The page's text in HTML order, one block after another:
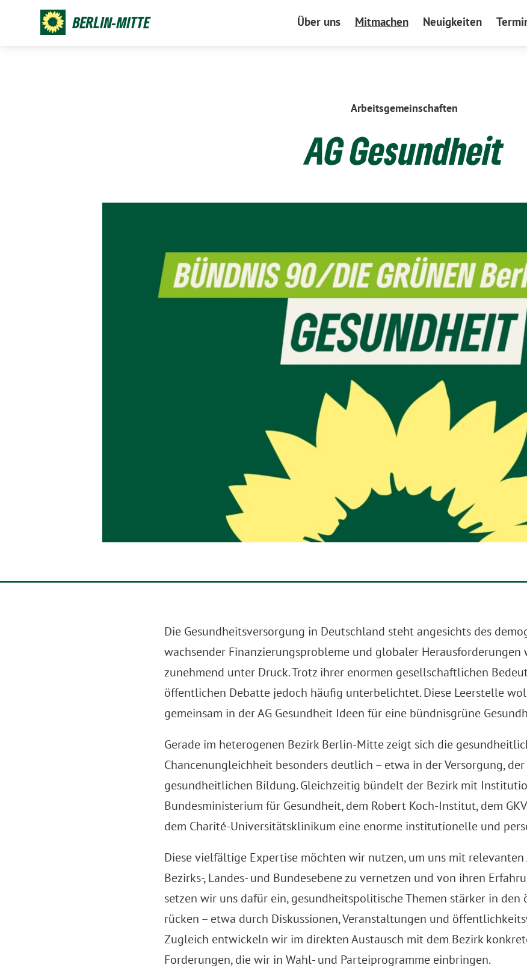
BERLIN-MITTE Über uns Mitmachen Neuigkeiten
Arbeitsgemeinschaften
:
AG Gesundheit
Die Gesundheitsversorgung in Deutschland steht angesichts des
wachsender Finanzierungsprobleme und globaler Herausforderungen
zunehmend unter Druck. Trotz ihrer enormen gesellschaftlichen
öffentlichen Debatte jedoch häufig unterbelichtet. Diese Leerstelle
gemeinsam in der AG Gesundheit Ideen für eine bündnisgrüne
Gerade im heterogenen Bezirk Berlin-Mitte zeigt sich die
Chancenungleichheit besonders deutlich – etwa in der Versorgung,
gesundheitlichen Bildung. Gleichzeitig bündelt der Bezirk mit
Bundesministerium für Gesundheit, dem Robert Koch-Institut, dem
dem Charité-Universitätsklinikum eine enorme institutionelle und
Diese vielfältige Expertise möchten wir nutzen, um uns mit
Bezirks-, Landes- und Bundesebene zu vernetzen und von ihren
setzen wir uns dafür ein, gesundheitspolitische Themen stärker in den
rücken – etwa durch Diskussionen, Veranstaltungen und
Zugleich entwickeln wir im direkten Austausch mit dem Bezirk
Forderungen, die wir in Wahl- und Parteiprogramme einbringen.